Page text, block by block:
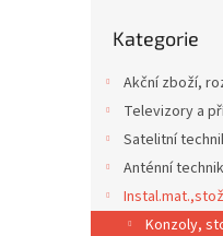
a
kategorie
Kategorie
Akční zboží,
Televizory a
Satelitní
Anténní
Konzoly,